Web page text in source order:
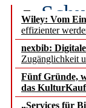
Wiley: Vom
effizienter
nexbib:
Zugänglichkeit
Fünf Gründe,
das
„Services für